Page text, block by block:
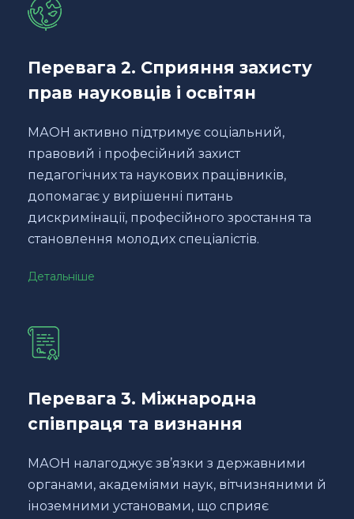
Перевага 2. Сприяння захисту
прав науковців і освітян
МАОН активно підтримує соціальний,
правовий і професійний захист
педагогічних та наукових працівників,
допомагає у вирішенні питань
дискримінації, професійного зростання та
становлення молодих спеціалістів.
Детальніше
Перевага 3. Міжнародна
співпраця та визнання
МАОН налагоджує зв’язки з державними
органами, академіями наук, вітчизняними й
іноземними установами, що сприяє